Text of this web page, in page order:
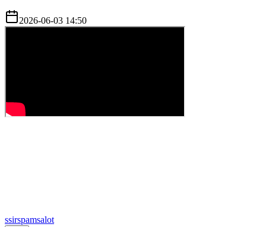
2026-06-03 14:50
ssirspamsalot